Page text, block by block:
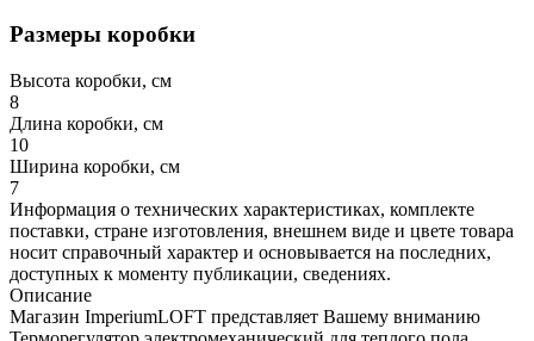
Размеры коробки
Высота коробки, см
8
Длина коробки, см
10
Ширина коробки, см
7
Информация о технических характеристиках, комплекте
поставки, стране изготовления, внешнем виде и цвете товара
носит справочный характер и основывается на последних,
доступных к моменту публикации, сведениях.
Описание
Магазин ImperiumLOFT представляет Вашему вниманию